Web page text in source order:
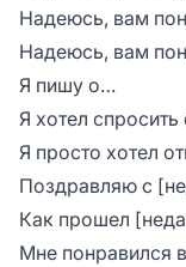
Надеюсь, вам
Надеюсь, вам
Я пишу о…
Я хотел
Я просто хотел
Поздравляю с
Как прошел
Мне понравился